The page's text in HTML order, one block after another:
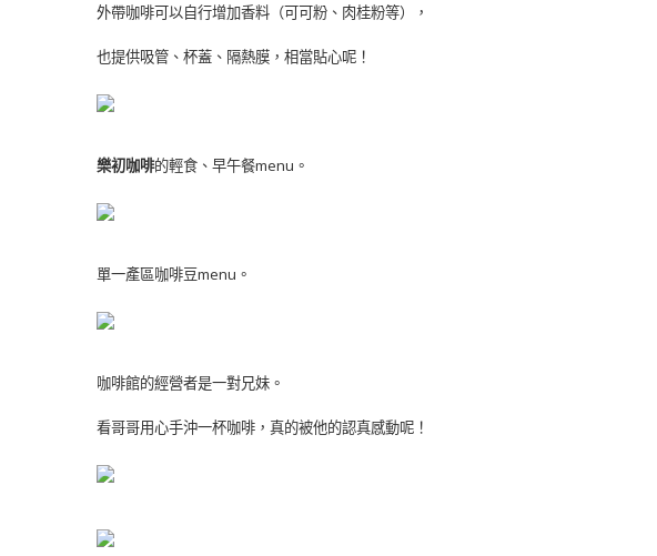
外帶咖啡可以自行增加香料（可可粉、肉桂粉等），
也提供吸管、杯蓋、隔熱膜，相當貼心呢！
樂初咖啡的輕食、早午餐menu。
單一產區咖啡豆menu。
咖啡館的經營者是一對兄妹。
看哥哥用心手沖一杯咖啡，真的被他的認真感動呢！